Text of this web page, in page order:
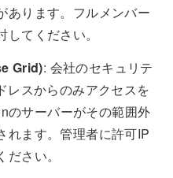
あります。フルメンバー
てください。
Grid): 会社のセキュリテ
レスからのみアクセスを
のサーバーがその範囲外
れます。管理者に許可IP
さい。